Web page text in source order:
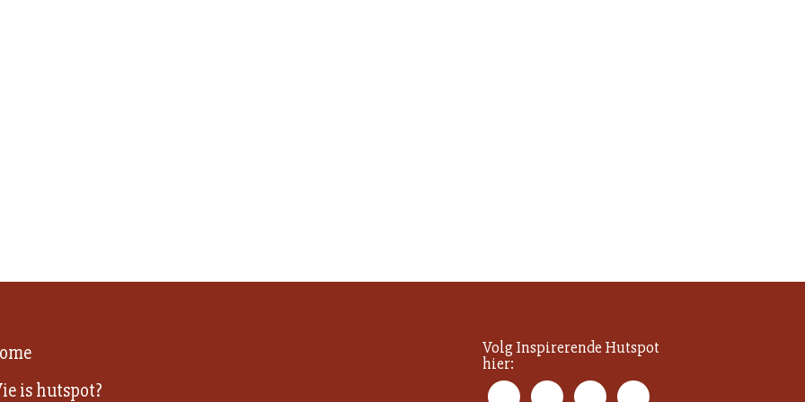
is hutspot?
Volg Inspirerende Hutspot
hier: